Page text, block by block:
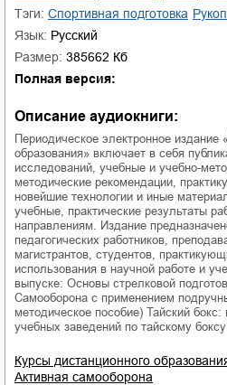
Тэги:
спортивная подготовка
Язык: Русский
Размер: 385662 Кб
Полная версия:
Описание аудиокниги:
Периодическое электронное издание
образования» включает в себя
исследований, учебные и учебно-
методические рекомендации,
новейшие технологии и иные
учебные, практические результаты
направлениям. Издание
педагогических работников,
магистрантов, студентов,
использования в научной работе и
выпуске: Основы стрелковой
Самооборона с применением
методическое пособие) Тайский
учебных заведений по тайскому
Курсы дистанционного
Активная самооборона